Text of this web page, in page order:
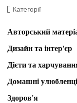
Категорії
Авторський
Дизайн та інтер'єр
Дієти та
Домашні улюбленці
Здоров'я